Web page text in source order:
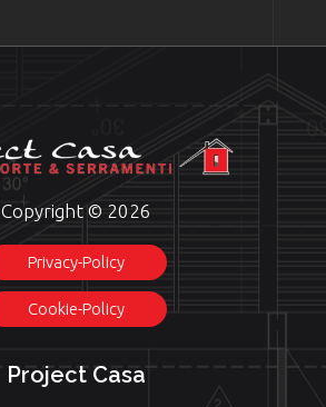
Copyright © 2026
Privacy-Policy
Cookie-Policy
Project Casa